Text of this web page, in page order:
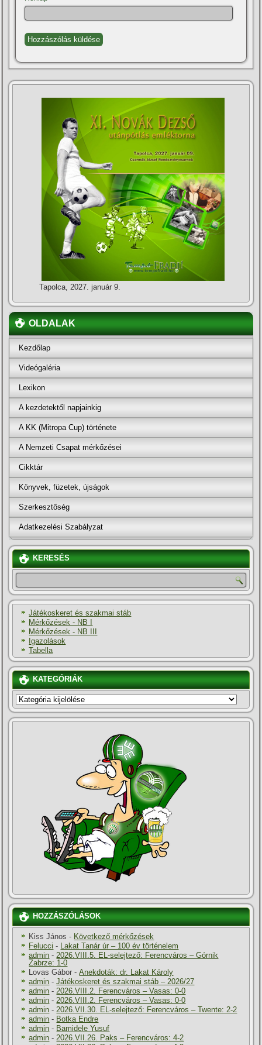
Tapolca, 2027. január 9.
OLDALAK
Kezdőlap
Videógaléria
Lexikon
A kezdetektől napjainkig
A KK (Mitropa Cup) története
A Nemzeti Csapat mérkőzései
Cikktár
Könyvek, füzetek, újságok
Szerkesztőség
Adatkezelési Szabályzat
KERESÉS
Játékoskeret és szakmai stáb
Mérkőzések - NB I
Mérkőzések - NB III
Igazolások
Tabella
KATEGÓRIÁK
KATEGÓRIÁK
HOZZÁSZÓLÁSOK
Kiss János - Következő mérkőzések
Felucci - Lakat Tanár úr – 100 év történelem
admin - 2026.VIII.5. EL-selejtező: Ferencváros – Górnik
Zabrze: 1-0
Lovas Gábor -Anekdoták: dr. Lakat Károly
admin -Játékoskeret és szakmai stáb – 2026/27
admin - 2026.VIII.2. Ferencváros – Vasas: 0-0
admin - 2026.VIII.2. Ferencváros – Vasas: 0-0
admin - 2026.VII.30. EL-selejtező: Ferencváros – Twente: 2-2
admin - Botka Endre
admin - Bamidele Yusuf
admin - 2026.VII.26. Paks – Ferencváros: 4-2